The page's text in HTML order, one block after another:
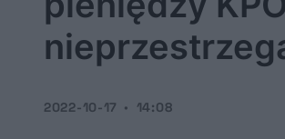
2022-10-17 14:08